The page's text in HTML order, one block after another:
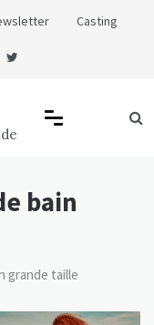
Casting
bain
grande taille